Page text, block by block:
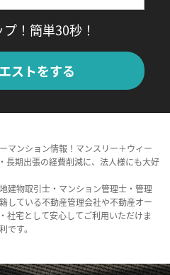
！簡単30秒！
ストをする
マンション情報！マンスリー＋ウィー
長期出張の経費削減に、法人様にも大好
建物取引士・マンション管理士・管理
している不動産管理会社や不動産オー
社宅として安心してご利用いただけま
です。